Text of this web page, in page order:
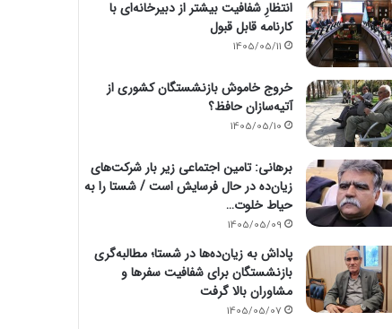
انتظارِ شفافیت بیشتر از دبیرخانه‌ای با
کارنامه قابل قبول
1405/05/11
خروج خاموش بازنشستگان کشوری از
آتیه‌سازان حافظ؟
1405/05/10
برهانی: تامین اجتماعی زیر بار شرکت‌های
زیان‌ده در حال فرسایش است / شستا را به
حیاط خلوت…
1405/05/09
پاداش به زیان‌ده‌ها در شستا؛ مطالبه‌گری
بازنشستگان برای شفافیت سفرها و
مشاوران بالا گرفت
1405/05/07